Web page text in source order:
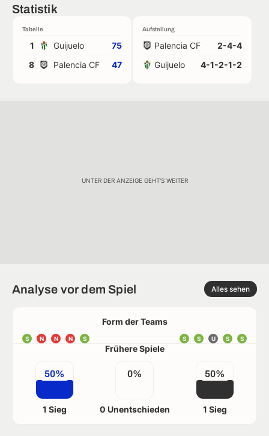
Statistik
Tabelle
1 Guijuelo
75
8
Palencia CF 47
Aufstellung
Palencia CF
2-4-4
Guijuelo
4-1-2-1-2
UNTER DER ANZEIGE GEHT'S WEITER
Analyse vor dem Spiel Alles sehen
Form der Teams
S N N N S S
S
U
S
S
Frühere Spiele
50%
1 Sieg
0%
0 Unentschieden
50%
1 Sieg